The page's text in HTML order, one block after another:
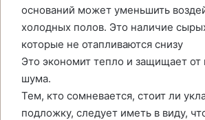
оснований может уменьшить
холодных полов. Это наличие
которые не отапливаются снизу
Это экономит тепло и защищает от
шума.
Тем, кто сомневается, стоит ли
подложку, следует иметь в виду,